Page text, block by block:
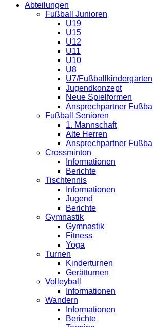
Abteilungen
Fußball Junioren
U19
U15
U12
U11
U10
U8
U7/Fußballkindergarten
Jugendkonzept
Neue Spielformen
Ansprechpartner Fußball
Fußball Senioren
1. Mannschaft
Alte Herren
Ansprechpartner Fußball
Crossminton
Informationen
Berichte
Tischtennis
Informationen
Jugend
Berichte
Gymnastik
Gymnastik
Fitness
Yoga
Turnen
Kinderturnen
Gerätturnen
Volleyball
Informationen
Wandern
Informationen
Berichte